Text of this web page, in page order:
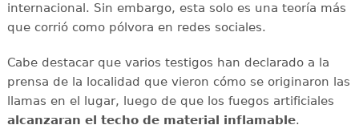
internacional. Sin embargo, esta solo es una teoría más
que corrió como pólvora en redes sociales.
Cabe destacar que varios testigos han declarado a la
prensa de la localidad que vieron cómo se originaron las
llamas en el lugar, luego de que los fuegos artificiales
alcanzaran el techo de material inflamable.